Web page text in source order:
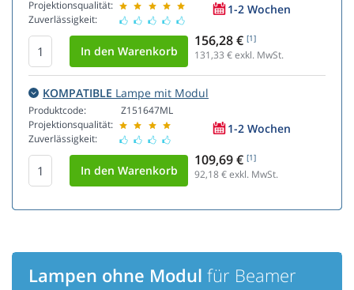
Projektionsqualität:
Zuverlässigkeit:
1-2 Wochen
156,28 € [1]
131,33 € exkl. MwSt.
KOMPATIBLE Lampe mit Modul
Produktcode:
Projektionsqualität:
Zuverlässigkeit:
Z151647ML
1-2 Wochen
109,69 € [1]
92,18€ exkl. MwSt.
Lampen ohne Modul für Beamer